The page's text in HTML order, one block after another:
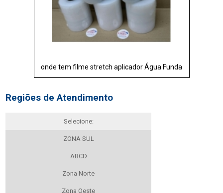
onde tem filme stretch aplicador Água Funda
Regiões de Atendimento
Selecione:
ZONA SUL
ABCD
Zona Norte
Zona Oeste